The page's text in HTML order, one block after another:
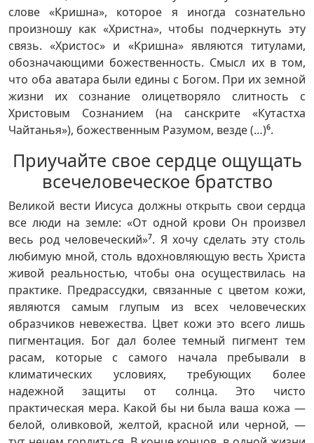
слове «Кришна», которое я иногда сознательно
произношу как «Христна», чтобы подчеркнуть эту
связь. «Христос» и «Кришна» являются титулами,
обозначающими божественность. Смысл их в том,
что оба аватара были едины с Богом. При их земной
жизни их сознание олицетворяло слитность с
Христовым Сознанием (на санскрите «Кутастха
Чайтанья»), божественным Разумом, везде (…)6.
Приучайте свое сердце ощущать
всечеловеческое братство
Великой вести Иисуса должны открыть свои сердца
все люди на земле: «От одной крови Он произвел
весь род человеческий»7. Я хочу сделать эту столь
любимую мной, столь вдохновляющую весть Христа
живой реальностью, чтобы она осуществилась на
практике. Предрассудки, связанные с цветом кожи,
являются самым глупым из всех человеческих
образчиков невежества. Цвет кожи это всего лишь
пигментация. Бог дал более темный пигмент тем
расам, которые с самого начала пребывали в
климатических условиях, требующих более
надежной защиты от солнца. Это чисто
практическая мера. Какой бы ни была ваша кожа —
белой, оливковой, желтой, красной или черной, —